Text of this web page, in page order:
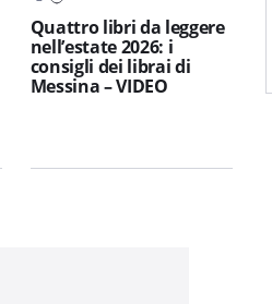
Quattro libri da leggere
nell’estate 2026: i
consigli dei librai di
Messina – VIDEO